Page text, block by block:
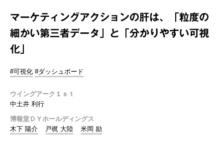
マーケティングアクションの肝は、「粒度の
細かい第三者データ」と「分かりやすい可視
化」
#可視化 #ダッシュボード
ウイングアーク１ｓｔ
中土井 利行
博報堂ＤＹホールディングス
木下 陽介
戸梶 大陸 米岡 励